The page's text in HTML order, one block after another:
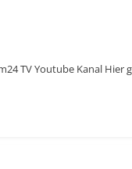
TV Youtube Kanal Hier